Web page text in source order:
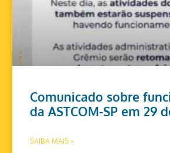
Comunicado sobre
da ASTCOM-SP em 29
SAIBA MAIS »